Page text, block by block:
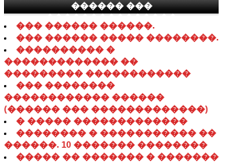
������ ���
���������������
��� ������ ������.
��� ������ ����� ��������.
���������� �
������������� ��
��������� ������������
��� ��������
������������ ������
(������ ��� �������������)
� ����� �������������
�������� � ����������� ��
������. 10 ������� ��������
����� �� ������� � �������